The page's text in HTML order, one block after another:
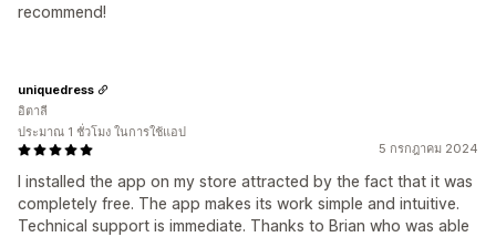
recommend!
5 กรกฎาคม 2024
I installed the app on my store attracted by the fact that it was
completely free. The app makes its work simple and intuitive.
Technical support is immediate. Thanks to Brian who was able
uniquedress
อิตาลี
ประมาณ 1 ชั่วโมง ในการใช้แอป